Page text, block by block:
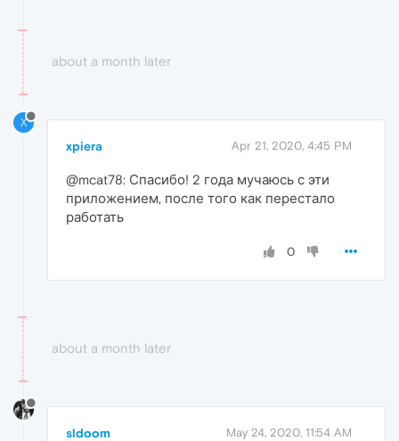
about a month later
X
xpiera Apr 21, 2020, 4:45 PM
@mcat78: Спасибо! 2 года мучаюсь с эти
приложением, после того как перестало
работать
0
about a month later
sldoom May 24, 2020, 11:54 AM